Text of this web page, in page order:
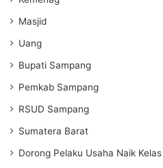
Masjid
Uang
Bupati Sampang
Pemkab Sampang
RSUD Sampang
Sumatera Barat
Dorong Pelaku Usaha Naik Kelas